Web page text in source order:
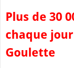
Plus de 30
chaque
Goulette